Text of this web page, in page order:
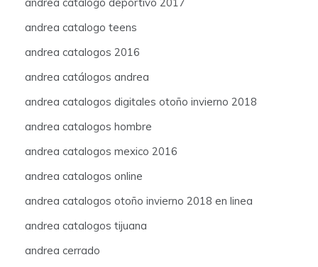
andrea catalogo teens
andrea catalogos 2016
andrea catálogos andrea
andrea catalogos digitales otoño invierno 2018
andrea catalogos hombre
andrea catalogos mexico 2016
andrea catalogos online
andrea catalogos otoño invierno 2018 en linea
andrea catalogos tijuana
andrea cerrado